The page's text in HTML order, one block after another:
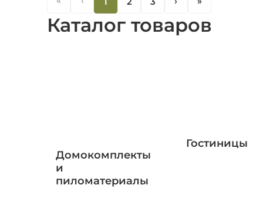
‹ «
Каталог товаров
Домокомплекты
и
пиломатериалы
Гостиницы